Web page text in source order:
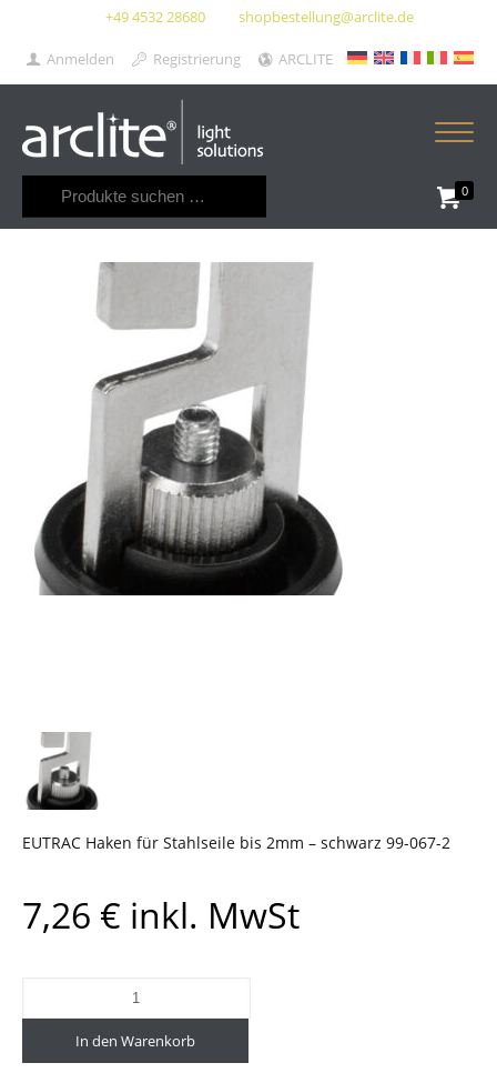
+49 4532 28680 shopbestellung@arclite.de
Anmelden Registrierung ARCLITE
0
EUTRAC Haken für Stahlseile bis 2mm – schwarz 99-067-2
7,26 € inkl. MwSt
In den Warenkorb